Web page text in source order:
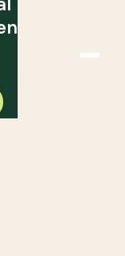
Menu